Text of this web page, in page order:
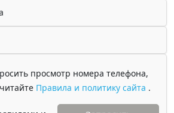
просмотр номера телефона,
Правила и политику сайта .